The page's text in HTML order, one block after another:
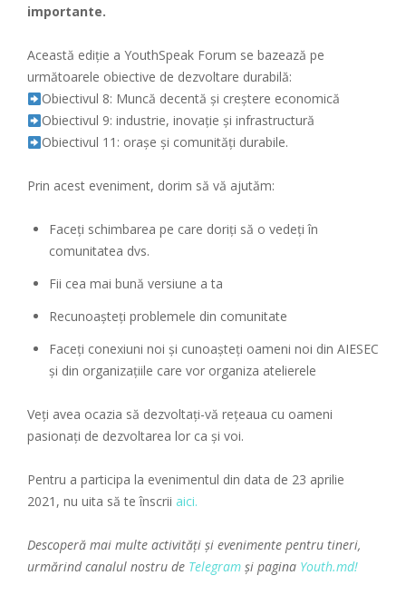
importante.
Această ediție a YouthSpeak Forum se bazează pe
următoarele obiective de dezvoltare durabilă:
Obiectivul 8: Muncă decentă și creștere economică
Obiectivul 9: industrie, inovație și infrastructură
Obiectivul 11: orașe și comunități durabile.
Prin acest eveniment, dorim să vă ajutăm:
Faceți schimbarea pe care doriți să o vedeți în
comunitatea dvs.
Fii cea mai bună versiune a ta
Recunoașteți problemele din comunitate
Faceți conexiuni noi și cunoașteți oameni noi din AIESEC
și din organizațiile care vor organiza atelierele
Veți avea ocazia să dezvoltați-vă rețeaua cu oameni
pasionați de dezvoltarea lor ca și voi.
Pentru a participa la evenimentul din data de 23 aprilie
2021, nu uita să te înscrii aici.
Descoperă mai multe activități și evenimente pentru tineri,
urmărind canalul nostru de Telegram și pagina Youth.md!